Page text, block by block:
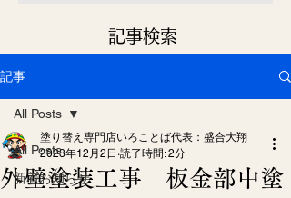
​記事検索
記事
All Posts
新着お知らせ
All Posts
外壁塗装工事 板金部中塗
塗り替え専門店いろことば代表：盛合大翔
2023年12月2日 読了時間: 2分